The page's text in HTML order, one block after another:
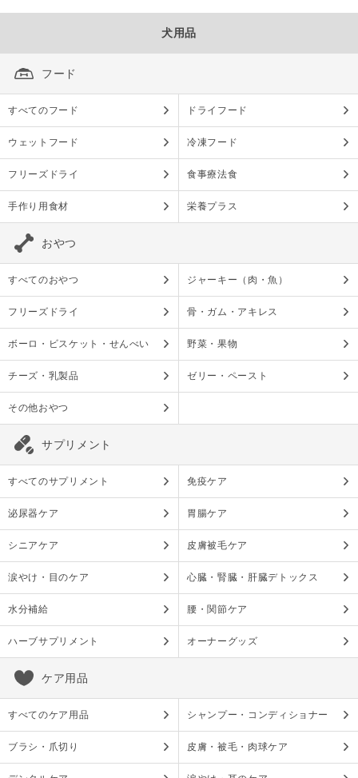
犬用品
フード
すべてのフード ドライフード
ウェットフード 冷凍フード
フリーズドライ 食事療法食
手作り用食材 栄養プラス
おやつ
すべてのおやつ ジャーキー（肉・魚）
フリーズドライ 骨・ガム・アキレス
ボーロ・ビスケット・せんべい 野菜・果物
チーズ・乳製品 ゼリー・ペースト
その他おやつ
サプリメント
すべてのサプリメント 免疫ケア
泌尿器ケア 胃腸ケア
シニアケア 皮膚被毛ケア
涙やけ・目のケア 心臓・腎臓・肝臓デトックス
水分補給 腰・関節ケア
ハーブサプリメント オーナーグッズ
ケア用品
すべてのケア用品 シャンプー・コンディショナー
ブラシ・爪切り 皮膚・被毛・肉球ケア